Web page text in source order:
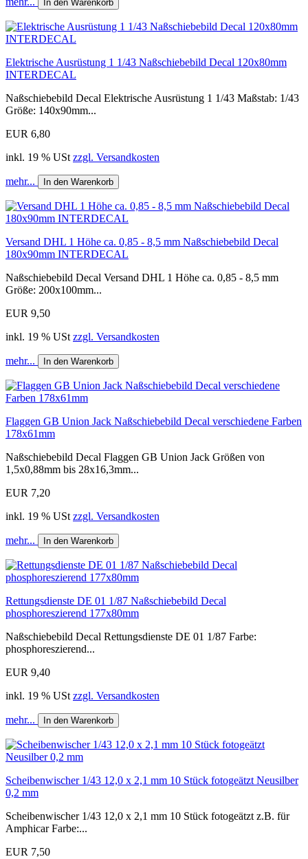
In den Warenkorb
Elektrische Ausrüstung 1 1/43 Naßschiebebild Decal 120x80mm
INTERDECAL
Naßschiebebild Decal Elektrische Ausrüstung 1 1/43 Maßstab: 1/43
Größe: 140x90mm...
EUR 6,80
inkl. 19 % USt zzgl. Versandkosten
mehr... In den Warenkorb
Versand DHL 1 Höhe ca. 0,85 - 8,5 mm Naßschiebebild Decal
180x90mm INTERDECAL
Naßschiebebild Decal Versand DHL 1 Höhe ca. 0,85 - 8,5 mm
Größe: 200x100mm...
EUR 9,50
inkl. 19 % USt zzgl. Versandkosten
mehr... In den Warenkorb
Flaggen GB Union Jack Naßschiebebild Decal verschiedene Farben
178x61mm
Naßschiebebild Decal Flaggen GB Union Jack Größen von
1,5x0,88mm bis 28x16,3mm...
EUR 7,20
inkl. 19 % USt zzgl. Versandkosten
mehr... In den Warenkorb
Rettungsdienste DE 01 1/87 Naßschiebebild Decal
phosphoreszierend 177x80mm
Naßschiebebild Decal Rettungsdienste DE 01 1/87 Farbe:
phosphoreszierend...
EUR 9,40
inkl. 19 % USt zzgl. Versandkosten
mehr... In den Warenkorb
Scheibenwischer 1/43 12,0 x 2,1 mm 10 Stück fotogeätzt Neusilber
0,2 mm
Scheibenwischer 1/43 12,0 x 2,1 mm 10 Stück fotogeätzt z.B. für
Amphicar Farbe:...
EUR 7,50